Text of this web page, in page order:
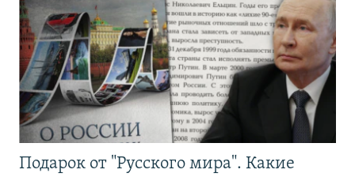
Подарок от "Русского мира". Какие